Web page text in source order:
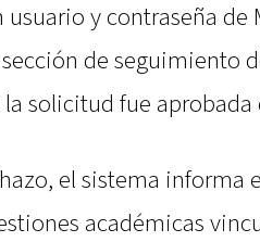
usuario y contraseña de
de seguimiento
solicitud fue aprobada
el sistema informa
académicas